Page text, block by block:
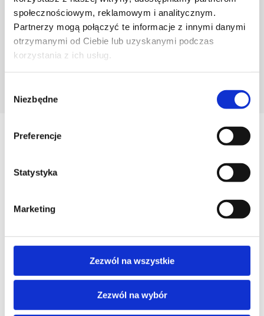
społecznościowym, reklamowym i analitycznym.
Partnerzy mogą połączyć te informacje z innymi danymi
otrzymanymi od Ciebie lub uzyskanymi podczas
korzystania z ich usług.
zgody
Niezbędne
Preferencje
Statystyka
Marketing
Zezwól na wszystkie
Zezwól na wybór
Zobacz